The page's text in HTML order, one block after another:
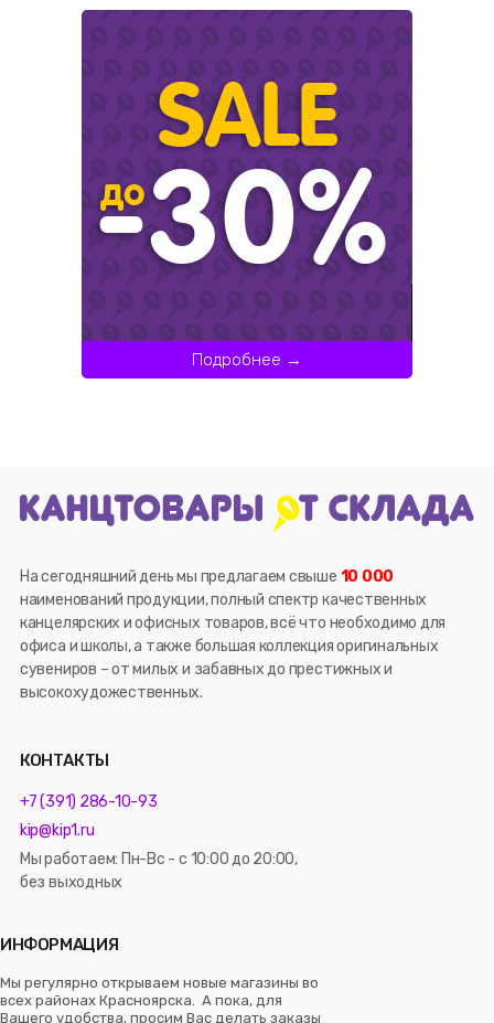
Подробнее →
На сегодняшний день мы предлагаем свыше 10 000
наименований продукции, полный спектр качественных
канцелярских и офисных товаров, всё что необходимо для
офиса и школы, а также большая коллекция оригинальных
сувениров – от милых и забавных до престижных и
высокохудожественных.
КОНТАКТЫ
+7 (391) 286-10-93
kip@kip1.ru
Мы работаем: Пн-Вс - с 10:00 до 20:00,
без выходных
ИНФОРМАЦИЯ
Мы регулярно открываем новые магазины во
всех районах Красноярска. А пока, для
Вашего удобства, просим Вас делать заказы